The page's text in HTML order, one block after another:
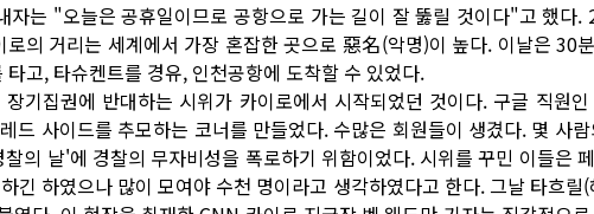
자는 "오늘은 공휴일이므로 공항으로 가는 길이 잘 뚫릴 것이다"고 했다.
의 거리는 세계에서 가장 혼잡한 곳으로 惡名(악명)이 높다. 이날은 30
고, 타슈켄트를 경유, 인천공항에 도착할 수 있었다.
기집권에 반대하는 시위가 카이로에서 시작되었던 것이다. 구글 직원인
드 사이드를 추모하는 코너를 만들었다. 수많은 회원들이 생겼다. 몇 사
의 날'에 경찰의 무자비성을 폭로하기 위함이었다. 시위를 꾸민 이들은
긴 하였으나 많이 모여야 수천 명이라고 생각하였다고 한다. 그날 타흐릴(